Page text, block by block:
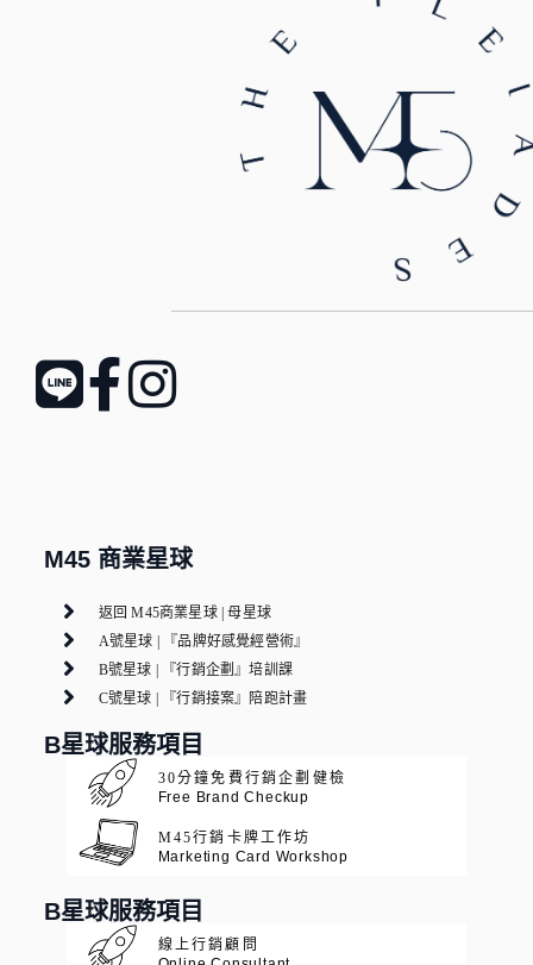
M45 商業星球
返回 M45商業星球 | 母星球
A號星球 | 『品牌好感覺經營術』
B號星球 | 『行銷企劃』培訓課
C號星球 | 『行銷接案』陪跑計畫
B星球服務項目
30分鐘免費行銷企劃健檢
Free Brand Checkup
M45行銷卡牌工作坊
Marketing Card Workshop
B星球服務項目
線上行銷顧問